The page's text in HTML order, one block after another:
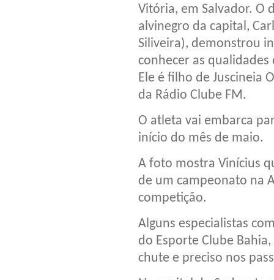
Vitória, em Salvador. O
alvinegro da capital,
Siliveira), demonstrou
conhecer as
Ele é filho de Juscineia
da Rádio Clube FM.
O atleta vai embarca
início do mês de maio.
A foto mostra Vinícius
de um campeonato na
competição.
Alguns especialistas
do Esporte Clube
chute e preciso nos